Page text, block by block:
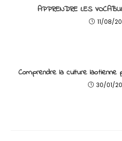
APPRENDRE LES
11/08/
Comprendre la culture
30/01/